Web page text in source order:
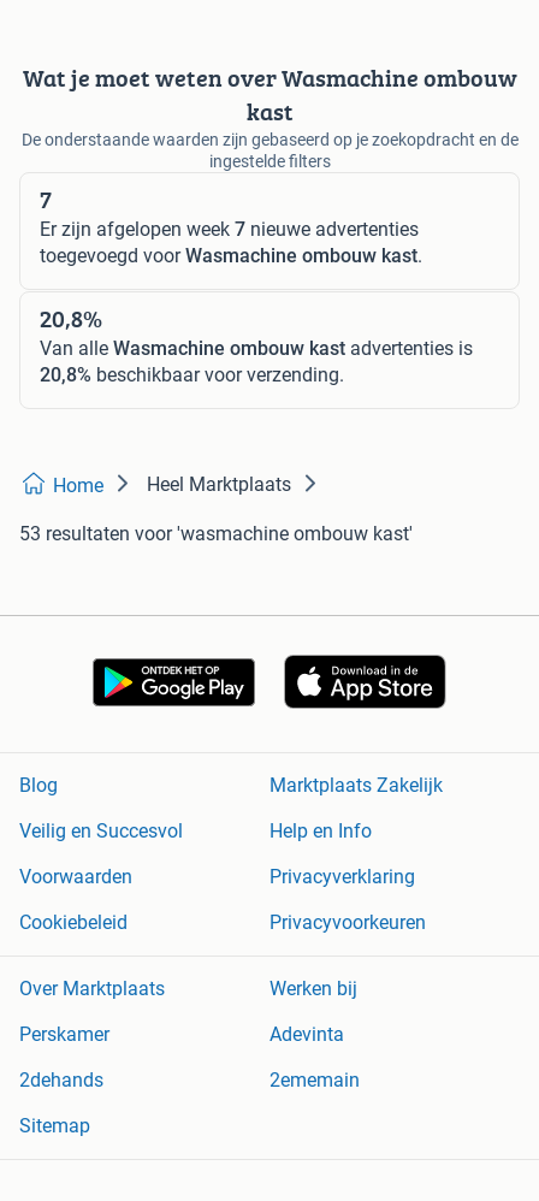
Wat je moet weten over Wasmachine ombouw
kast
De onderstaande waarden zijn gebaseerd op je zoekopdracht en de
ingestelde filters
7
Er zijn afgelopen week 7 nieuwe advertenties
toegevoegd voorWasmachine ombouw kast.
20,8%
Van alle Wasmachine ombouw kast advertenties is
20,8% beschikbaar voor verzending.
Home Heel Marktplaats
53 resultaten voor 'wasmachine ombouw kast'
Blog
Marktplaats Zakelijk
Veilig en Succesvol
Help en Info
Voorwaarden
Privacyverklaring
Cookiebeleid
Privacyvoorkeuren
Over Marktplaats
Werken bij
Perskamer
Adevinta
2dehands
2ememain
Sitemap